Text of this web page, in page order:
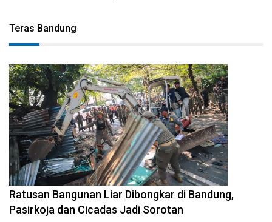
Teras Bandung
2026-08-06 17:34:08
Ratusan Bangunan Liar Dibongkar di Bandung,
Pasirkoja dan Cicadas Jadi Sorotan